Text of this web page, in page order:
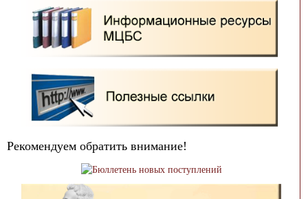
Рекомендуем обратить внимание!